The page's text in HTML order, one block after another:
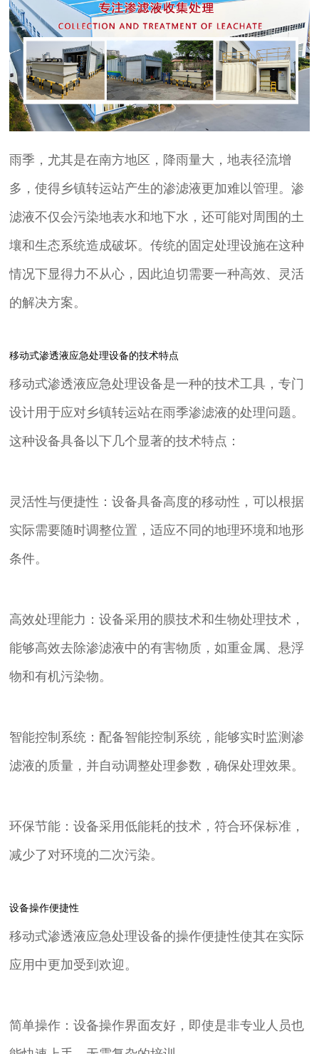
雨季，尤其是在南方地区，降雨量大，地表径流增
多，使得乡镇转运站产生的渗滤液更加难以管理。渗
滤液不仅会污染地表水和地下水，还可能对周围的土
壤和生态系统造成破坏。传统的固定处理设施在这种
情况下显得力不从心，因此迫切需要一种高效、灵活
的解决方案。
移动式渗透液应急处理设备的技术特点
移动式渗透液应急处理设备是一种的技术工具，专门
设计用于应对乡镇转运站在雨季渗滤液的处理问题。
这种设备具备以下几个显著的技术特点：
灵活性与便捷性：设备具备高度的移动性，可以根据
实际需要随时调整位置，适应不同的地理环境和地形
条件。
高效处理能力：设备采用的膜技术和生物处理技术，
能够高效去除渗滤液中的有害物质，如重金属、悬浮
物和有机污染物。
智能控制系统：配备智能控制系统，能够实时监测渗
滤液的质量，并自动调整处理参数，确保处理效果。
环保节能：设备采用低能耗的技术，符合环保标准，
减少了对环境的二次污染。
设备操作便捷性
移动式渗透液应急处理设备的操作便捷性使其在实际
应用中更加受到欢迎。
简单操作：设备操作界面友好，即使是非专业人员也